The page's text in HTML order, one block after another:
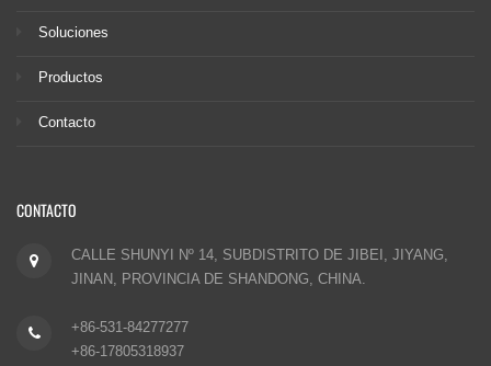
Soluciones
Productos
Contacto
CONTACTO
CALLE SHUNYI Nº 14, SUBDISTRITO DE JIBEI, JIYANG,
JINAN, PROVINCIA DE SHANDONG, CHINA.
+86-531-84277277
+86-17805318937